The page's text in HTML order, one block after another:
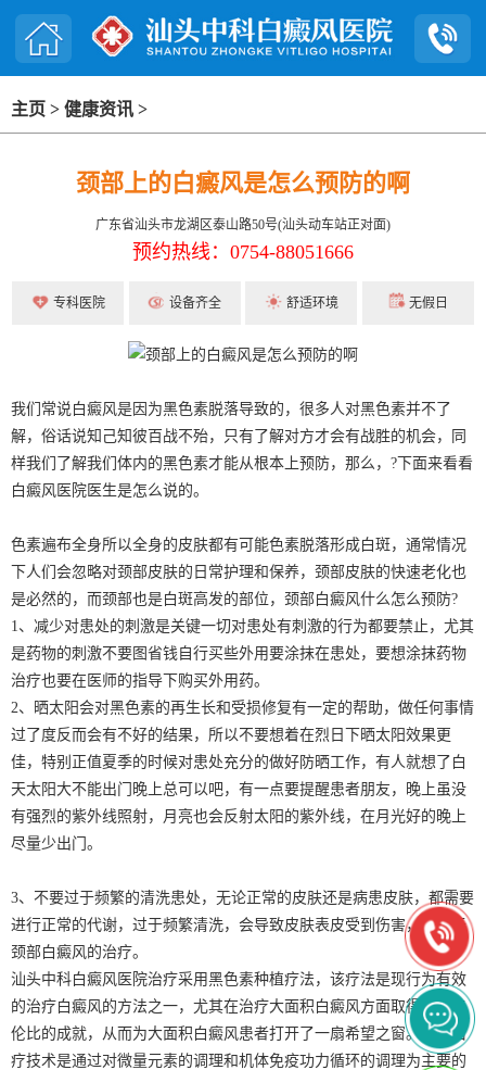
主页 > 健康资讯 >
颈部上的白癜风是怎么预防的啊
广东省汕头市龙湖区泰山路50号(汕头动车站正对面)
预约热线：0754-88051666
专科医院 设备齐全 舒适环境 无假日
我们常说白癜风是因为黑色素脱落导致的，很多人对黑色素并不了
解，俗话说知己知彼百战不殆，只有了解对方才会有战胜的机会，同
样我们了解我们体内的黑色素才能从根本上预防，那么，?下面来看看
白癜风医院医生是怎么说的。
色素遍布全身所以全身的皮肤都有可能色素脱落形成白斑，通常情况
下人们会忽略对颈部皮肤的日常护理和保养，颈部皮肤的快速老化也
是必然的，而颈部也是白斑高发的部位，颈部白癜风什么怎么预防?
1、减少对患处的刺激是关键一切对患处有刺激的行为都要禁止，尤其
是药物的刺激不要图省钱自行买些外用要涂抹在患处，要想涂抹药物
治疗也要在医师的指导下购买外用药。
2、晒太阳会对黑色素的再生长和受损修复有一定的帮助，做任何事情
过了度反而会有不好的结果，所以不要想着在烈日下晒太阳效果更
佳，特别正值夏季的时候对患处充分的做好防晒工作，有人就想了白
天太阳大不能出门晚上总可以吧，有一点要提醒患者朋友，晚上虽没
有强烈的紫外线照射，月亮也会反射太阳的紫外线，在月光好的晚上
尽量少出门。
3、不要过于频繁的清洗患处，无论正常的皮肤还是病患皮肤，都需要
进行正常的代谢，过于频繁清洗，会导致皮肤表皮受到伤害，不利于
颈部白癜风的治疗。
汕头中科白癜风医院治疗采用黑色素种植疗法，该疗法是现行为有效
的治疗白癜风的方法之一，尤其在治疗大面积白癜风方面取得了无与
伦比的成就，从而为大面积白癜风患者打开了一扇希望之窗。它的治
疗技术是通过对微量元素的调理和机体免疫功力循环的调理为主要的